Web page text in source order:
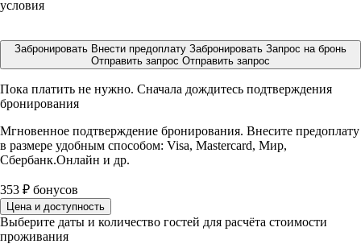
условия
Забронировать Внести предоплату Забронировать Запрос на бронь
Отправить запрос Отправить запрос
Пока платить не нужно. Сначала дождитесь подтверждения
бронирования
Мгновенное подтверждение бронирования. Внесите предоплату
в размере удобным способом: Visa, Mastercard, Мир,
Сбербанк.Онлайн и др.
353 ₽ бонусов
Цена и доступность
Выберите даты и количество гостей для расчёта стоимости
проживания